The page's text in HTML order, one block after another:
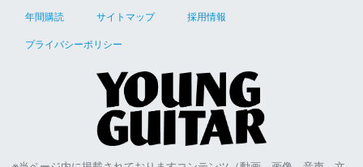
年間購読 サイトマップ 採用情報
プライバシーポリシー